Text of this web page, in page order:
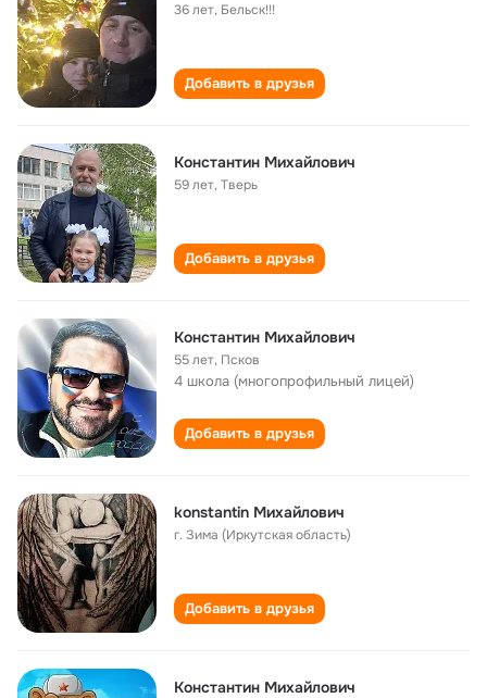
36 лет, Бельск!!!
Добавить в друзья
Константин Михайлович
59 лет,Тверь
Добавить в друзья
Константин Михайлович
55 лет, Псков
4 школа (многопрофильный лицей)
Добавить в друзья
konstantin Михайлович
г. Зима (Иркутская область)
Добавить в друзья
Константин Михайлович